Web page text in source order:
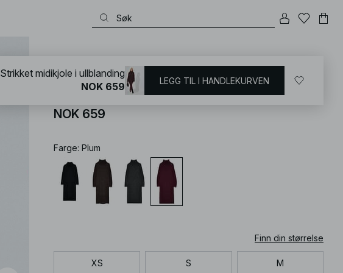
Strikket midikjole i ullblanding
NOK 659
Farge: Plum
Finn din størrelse
XS S M
Strikket midikjole i ullblanding
NOK 659
LEGG TIL I HANDLEKURVEN